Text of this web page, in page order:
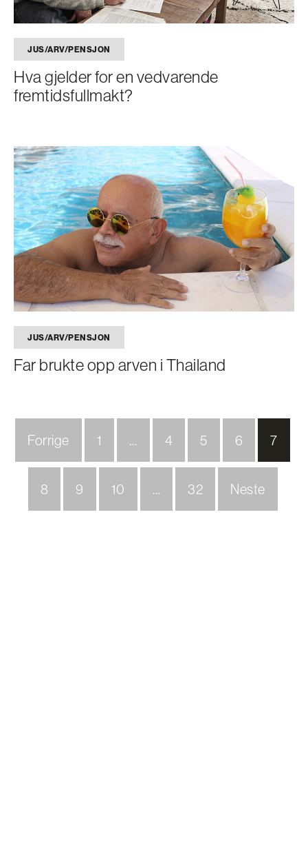
JUS/ARV/PENSJON
Hva gjelder for en vedvarende
fremtidsfullmakt?
JUS/ARV/PENSJON
Far brukte opp arven i Thailand
Forrige 1 … 4 5 6 7
8 9 10 … 32 Neste